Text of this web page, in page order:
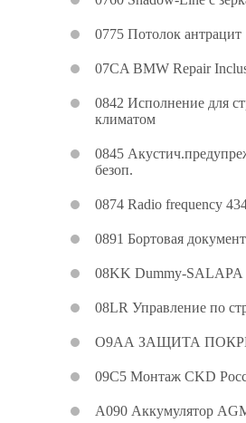
0775 Потолок антрацит
07CA BMW Repair
0842 Исполнение для
климатом
0845
безоп.
0874 Radio frequency
0891 Бортовая
08KK Dummy-SALAPA
08LR Управление по
О9АА ЗАЩИТА
09C5 Монтаж CKD
А090 Аккумулятор